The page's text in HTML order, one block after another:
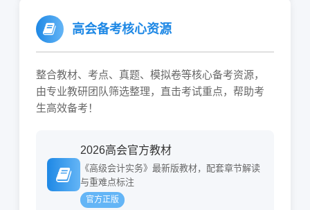
高会备考核心资源
整合教材、考点、真题、模拟卷等核心备考资源，
由专业教研团队筛选整理，直击考试重点，帮助考
生高效备考！
2026高会官方教材
《高级会计实务》最新版教材，配套章节解读
与重难点标注
官方正版